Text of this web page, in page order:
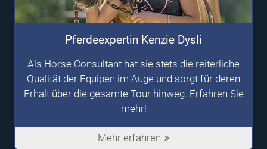
Pferdeexpertin Kenzie Dysli
Als Horse Consultant hat sie stets die reiterliche
Qualität der Equipen im Auge und sorgt für deren
Erhalt über die gesamte Tour hinweg. Erfahren Sie
mehr!
Mehr erfahren